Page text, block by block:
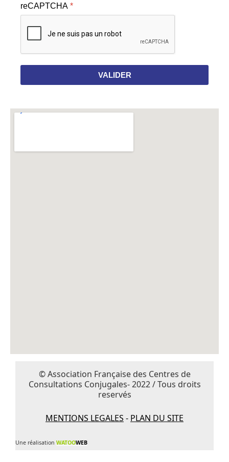
reCAPTCHA *
VALIDER
© Association Française des Centres de
Consultations Conjugales- 2022 / Tous droits
reservés
MENTIONS LEGALES - PLAN DU SITE
Une réalisation WATOOWEB